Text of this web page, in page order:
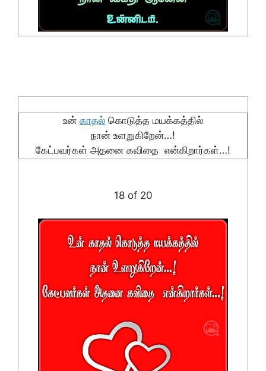
உன் காதல் கொடுத்த மயக்கத்தில்
நான் உளறுகிறேன்…!
கேட்பவர்கள் அதனை கவிதை என்கிறார்கள்…!
18 of 20